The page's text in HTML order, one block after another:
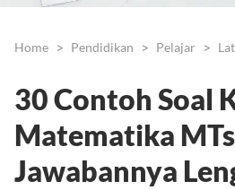
Home Pendidikan Pelajar
30 Contoh Soal
Matematika
Jawabannya